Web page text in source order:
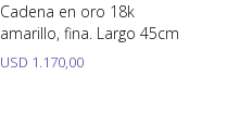
Cadena en oro 18k
amarillo, fina. Largo 45cm
USD 1.170,00